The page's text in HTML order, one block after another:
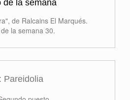
de la semana
de Ralcains El Marqués.
la semana 30.
Pareidolia